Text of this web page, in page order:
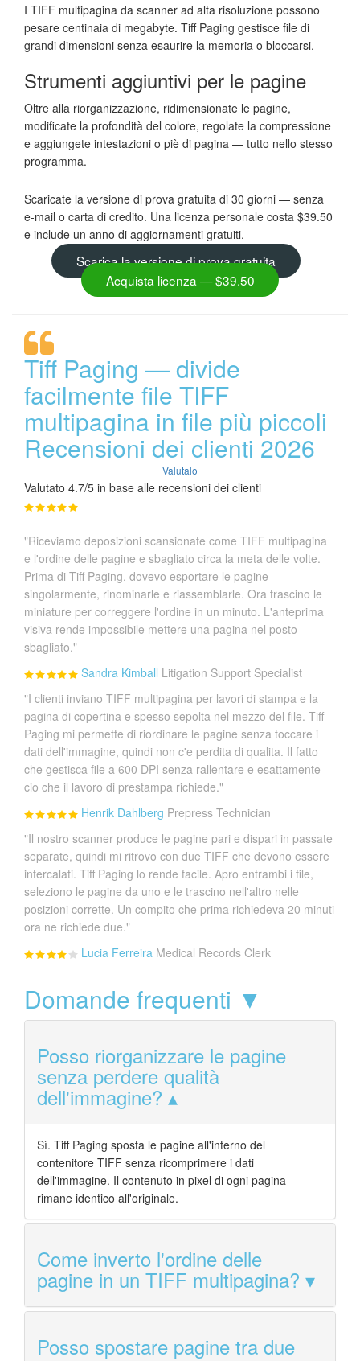
I TIFF multipagina da scanner ad alta risoluzione possono
pesare centinaia di megabyte. Tiff Paging gestisce file di
grandi dimensioni senza esaurire la memoria o bloccarsi.
Strumenti aggiuntivi per le pagine
Oltre alla riorganizzazione, ridimensionate le pagine,
modificate la profondità del colore, regolate la compressione
e aggiungete intestazioni o piè di pagina — tutto nello stesso
programma.
Scaricate la versione di prova gratuita di 30 giorni — senza
e-mail o carta di credito. Una licenza personale costa $39.50
e include un anno di aggiornamenti gratuiti.
Scarica la versione di prova gratuita
Acquista licenza — $39.50
Tiff Paging — divide
facilmente file TIFF
multipagina in file più piccoli
Recensioni dei clienti 2026
Valutalo
Valutato 4.7/5 in base alle recensioni dei clienti
"Riceviamo deposizioni scansionate come TIFF multipagina
e l'ordine delle pagine e sbagliato circa la meta delle volte.
Prima di Tiff Paging, dovevo esportare le pagine
singolarmente, rinominarle e riassemblarle. Ora trascino le
miniature per correggere l'ordine in un minuto. L'anteprima
visiva rende impossibile mettere una pagina nel posto
sbagliato."
Sandra Kimball Litigation Support Specialist
"I clienti inviano TIFF multipagina per lavori di stampa e la
pagina di copertina e spesso sepolta nel mezzo del file. Tiff
Paging mi permette di riordinare le pagine senza toccare i
dati dell'immagine, quindi non c'e perdita di qualita. Il fatto
che gestisca file a 600 DPI senza rallentare e esattamente
cio che il lavoro di prestampa richiede."
Henrik Dahlberg Prepress Technician
"Il nostro scanner produce le pagine pari e dispari in passate
separate, quindi mi ritrovo con due TIFF che devono essere
intercalati. Tiff Paging lo rende facile. Apro entrambi i file,
seleziono le pagine da uno e le trascino nell'altro nelle
posizioni corrette. Un compito che prima richiedeva 20 minuti
ora ne richiede due."
Lucia Ferreira Medical Records Clerk
Domande frequenti ▼
Posso riorganizzare le pagine
senza perdere qualità
dell'immagine?
Sì. Tiff Paging sposta le pagine all'interno del
contenitore TIFF senza ricomprimere i dati
dell'immagine. Il contenuto in pixel di ogni pagina
rimane identico all'originale.
Come inverto l'ordine delle
pagine in un TIFF multipagina?
Posso spostare pagine tra due